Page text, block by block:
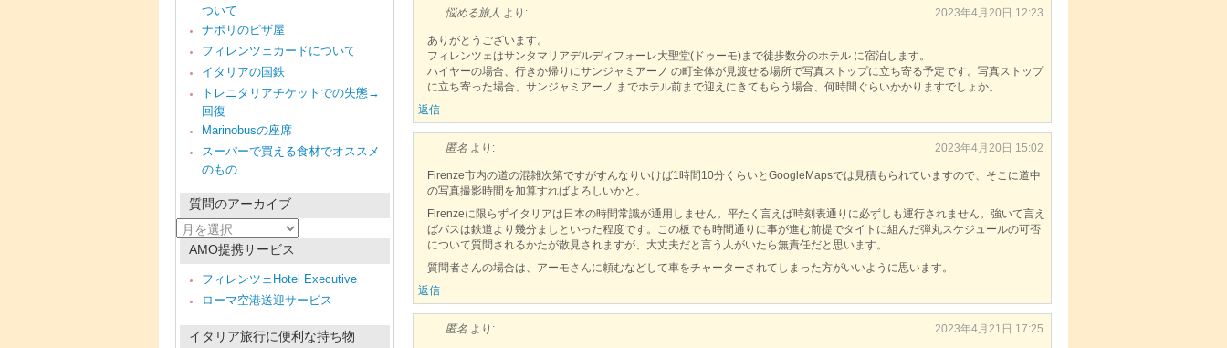
悩める旅人 より: 2023年4月20日 12:23
ありがとうございます。
フィレンツェはサンタマリアデルディフォーレ大聖堂(ドゥーモ)まで徒歩数分のホテル に宿泊します。
ハイヤーの場合、行きか帰りにサンジャミアーノ の町全体が見渡せる場所で写真ストップに立ち寄る予定です。写真ストップ
に立ち寄った場合、サンジャミアーノ までホテル前まで迎えにきてもらう場合、何時間ぐらいかかりますでしょか。
返信
匿名 より: 2023年4月20日 15:02
Firenze市内の道の混雑次第ですがすんなりいけば1時間10分くらいとGoogleMapsでは見積もられていますので、そこに道中
の写真撮影時間を加算すればよろしいかと。
Firenzeに限らずイタリアは日本の時間常識が通用しません。平たく言えば時刻表通りに必ずしも運行されません。強いて言え
ばバスは鉄道より幾分ましといった程度です。この板でも時間通りに事が進む前提でタイトに組んだ弾丸スケジュールの可否
について質問されるかたが散見されますが、大丈夫だと言う人がいたら無責任だと思います。
質問者さんの場合は、アーモさんに頼むなどして車をチャーターされてしまった方がいいように思います。
返信
匿名 より: 2023年4月21日 17:25
ついて
ナポリのピザ屋
フィレンツェカードについて
イタリアの国鉄
トレニタリアチケットでの失態→
回復
Marinobusの座席
スーパーで買える食材でオススメ
のもの
質問のアーカイブ
質
問
AMO提携サービス
フィレンツェHotel Executive
ローマ空港送迎サービス
イタリア旅行に便利な持ち物